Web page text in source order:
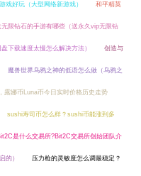
戏好玩（大型网络新游戏） 和平精英
无限钻石的手游有哪些（送永久vip无限钻
下载速度太慢怎么解决方法） 创造与
魔兽世界乌鸦之神的低语怎么做（乌鸦之
露娜币Luna币今日实时价格历史走势
sushi寿司币怎么样？sushi币能涨到多
是什么交易所?Bit2C交易所创始团队介
的） 压力枪的灵敏度怎么调最稳定？